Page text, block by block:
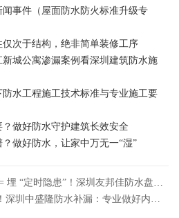
闻事件（屋面防水防火标准升级专
次于结构，绝非简单装修工序
城公寓渗漏案例看深圳建筑防水施
水工程施工技术标准与专业施工要
做好防水守护建筑长效安全
做好防水，让家中万无一“湿”
时隐患”！深圳友邦佳防水盘点核心安全风险
圳中盛隆防水补漏：专业做好内墙防水